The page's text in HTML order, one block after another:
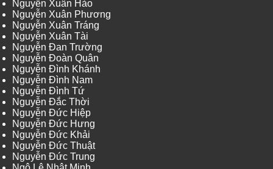
Nguyễn Xuân Hảo
Nguyễn Xuân Phương
Nguyễn Xuân Tráng
Nguyễn Xuân Tài
Nguyễn Đan Trường
Nguyễn Đoàn Quân
Nguyễn Đình Khánh
Nguyễn Đình Nam
Nguyễn Đình Tứ
Nguyễn Đắc Thời
Nguyễn Đức Hiệp
Nguyễn Đức Hưng
Nguyễn Đức Khải
Nguyễn Đức Thuật
Nguyễn Đức Trung